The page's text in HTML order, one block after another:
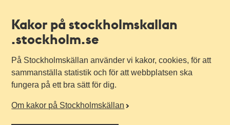
Kakor på stockholmskallan
.stockholm.se
På Stockholmskällan använder vi kakor, cookies, för att
sammanställa statistik och för att webbplatsen ska
fungera på ett bra sätt för dig.
Om kakor på Stockholmskällan